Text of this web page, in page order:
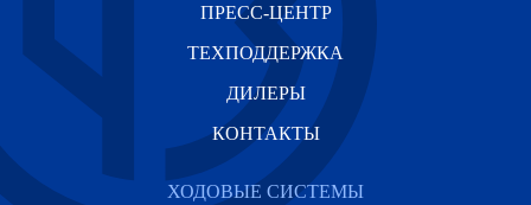
ПРЕСС-ЦЕНТР
ТЕХПОДДЕРЖКА
ДИЛЕРЫ
КОНТАКТЫ
ХОДОВЫЕ СИСТЕМЫ